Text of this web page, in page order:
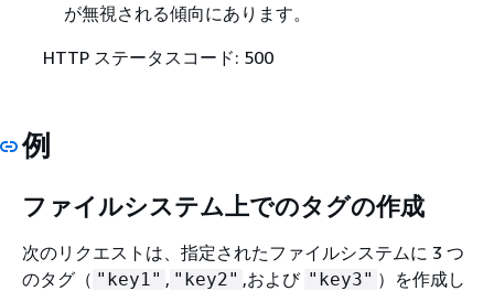
が無視される傾向にあります。
HTTP ステータスコード: 500
例
ファイルシステム上でのタグの作成
次のリクエストは、指定されたファイルシステムに 3 つ
のタグ（ "key1" , "key2" ,および "key3" ）を作成し